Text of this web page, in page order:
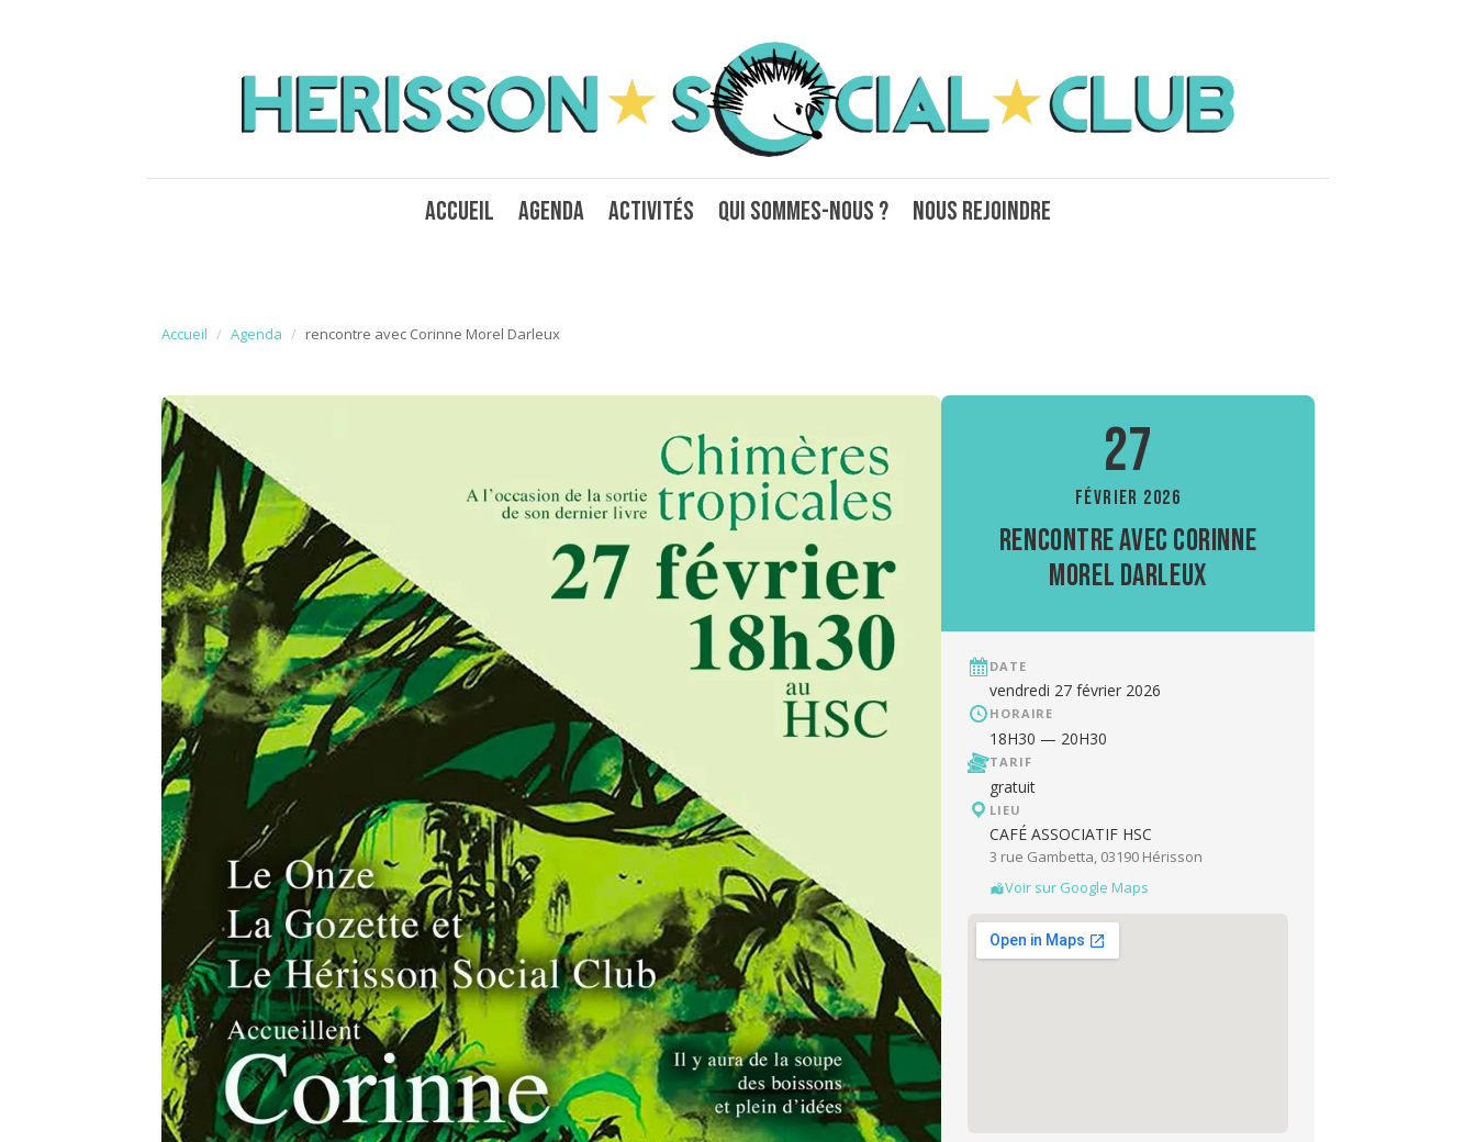
Accueil Agenda Activités Qui sommes-nous ? Nous rejoindre
Accueil Agenda rencontre avec Corinne Morel Darleux
27
FÉVRIER 2026
rencontre avec Corinne
Morel Darleux
DATE
vendredi 27 février 2026
HORAIRE
18H30 — 20H30
TARIF
gratuit
LIEU
CAFÉ ASSOCIATIF HSC
3 rue Gambetta, 03190 Hérisson
Voir sur Google Maps